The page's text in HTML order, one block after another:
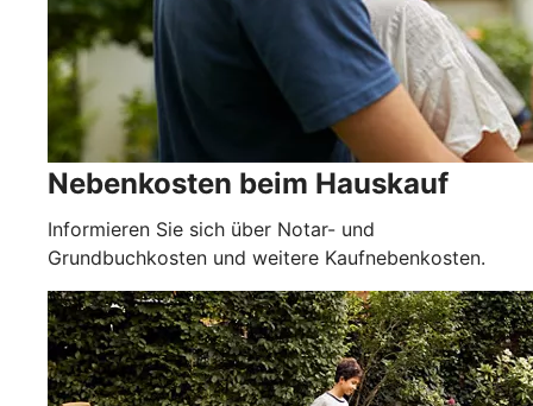
Nebenkosten beim Hauskauf
Informieren Sie sich über Notar- und
Grundbuchkosten und weitere Kaufnebenkosten.